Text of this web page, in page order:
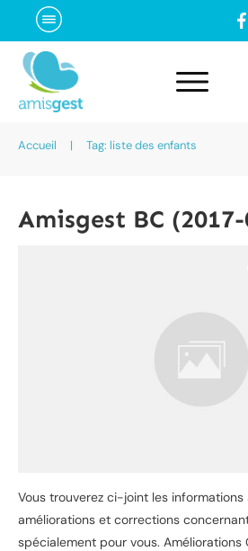
Accueil | Tag: liste des enfants
Amisgest BC
Vous trouverez ci-joint les informations
améliorations et corrections
spécialement pour vous.